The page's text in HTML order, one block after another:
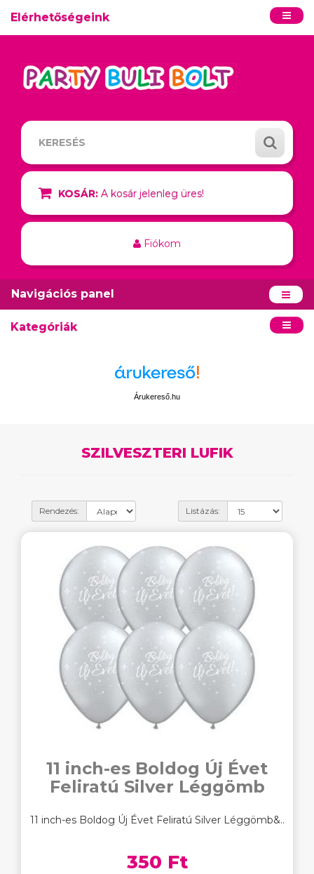
Elérhetőségeink
KOSÁR: A kosár jelenleg üres!
Fiókom
Navigációs panel
Kategóriák
Árukereső.hu
SZILVESZTERI LUFIK
Rendezés: Listázás:
11 inch-es Boldog Új Évet
Feliratú Silver Léggömb
11 inch-es Boldog Új Évet Feliratú Silver Léggömb&..
350 Ft